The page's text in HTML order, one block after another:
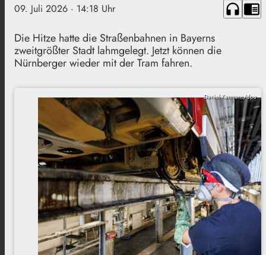
09. Juli 2026 · 14:18 Uhr headphones chrome_reader_mode
Die Hitze hatte die Straßenbahnen in Bayerns
zweitgrößter Stadt lahmgelegt. Jetzt können die
Nürnberger wieder mit der Tram fahren.
Daniel Karmann/dpa